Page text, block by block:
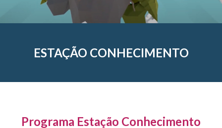
ESTAÇÃO CONHECIMENTO
Programa Estação Conhecimento